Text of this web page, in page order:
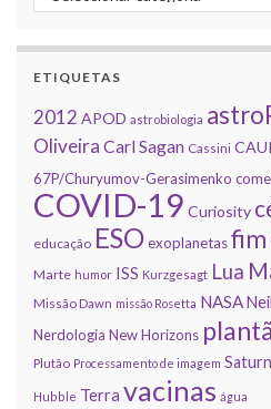
ETIQUETAS
2012 APOD astrobiologia
Oliveira Carl Sagan Cassini
67P/Churyumov-Gerasimenko
COVID-19 Curiosity
educação ESOexoplanetasfim
Marte humor ISS Kurzgesagt Lua
Missão Dawn missão Rosetta NASA
Nerdologia New Horizons
Plutão Processamento de imagem
Hubble Terra vacinas água